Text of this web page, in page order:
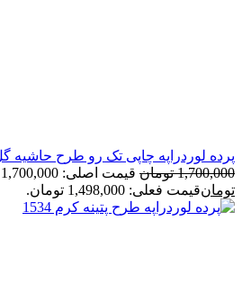
لوردراپه چاپی تک رو طرح حاشیه
تومان قیمت اصلی: 1,700,000 تومان بود.
قیمت فعلی: 1,498,000 تومان.